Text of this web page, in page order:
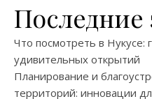
Последние
Что посмотреть в Нукусе:
удивительных открытий
Планирование и
территорий: инновации